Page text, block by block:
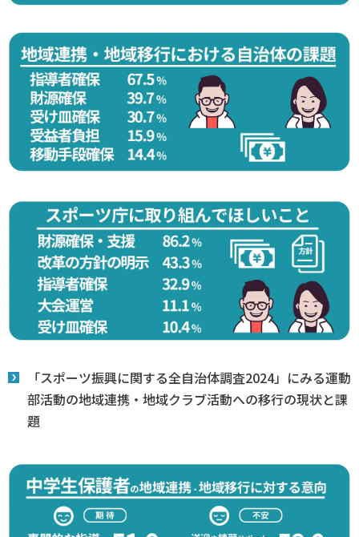
「スポーツ振興に関する全自治体調査2024」にみる運動
部活動の地域連携・地域クラブ活動への移行の現状と課
題